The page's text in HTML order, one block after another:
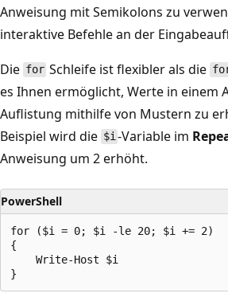
Anweisung mit Semikolons zu
interaktive Befehle an der
Die for Schleife ist flexibler als die
es Ihnen ermöglicht, Werte in einem
Auflistung mithilfe von Mustern zu
Beispiel wird die $i-Variable im
Anweisung um 2 erhöht.
PowerShell
for ($i = 0; $i -le 20; $i += 2)
{
    Write-Host $i